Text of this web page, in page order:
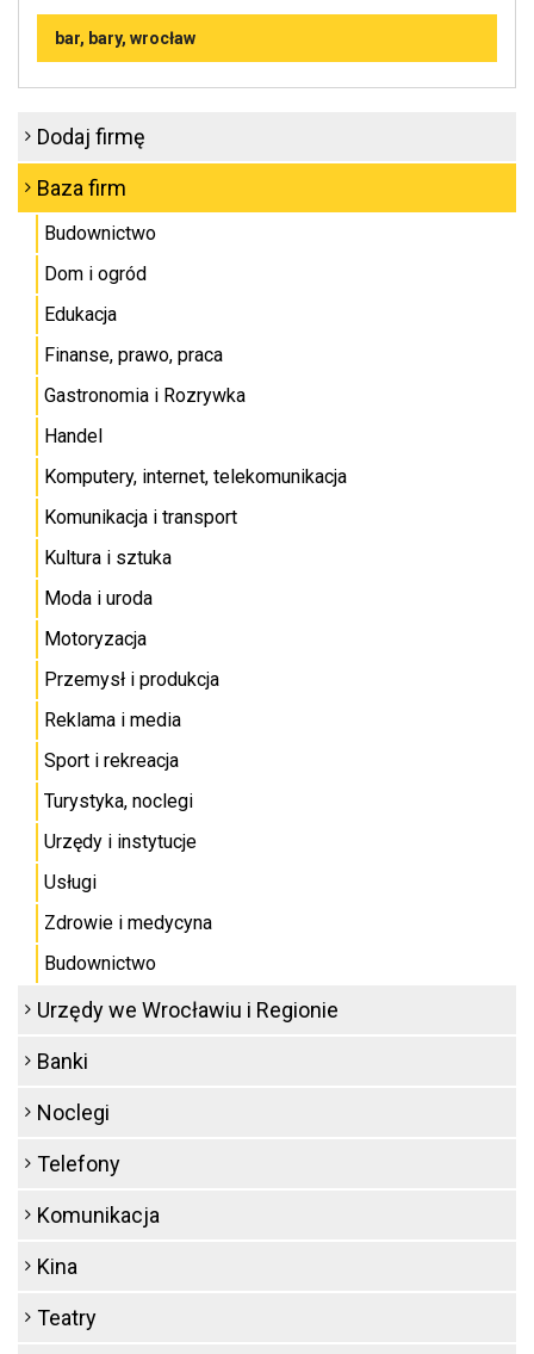
bar, bary, wrocław
Dodaj firmę
Baza firm
Budownictwo
Dom i ogród
Edukacja
Finanse, prawo, praca
Gastronomia i Rozrywka
Handel
Komputery, internet, telekomunikacja
Komunikacja i transport
Kultura i sztuka
Moda i uroda
Motoryzacja
Przemysł i produkcja
Reklama i media
Sport i rekreacja
Turystyka, noclegi
Urzędy i instytucje
Usługi
Zdrowie i medycyna
Budownictwo
Urzędy we Wrocławiu i Regionie
Banki
Noclegi
Telefony
Komunikacja
Kina
Teatry